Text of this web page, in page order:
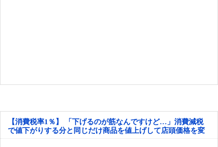
【消費税率1％】 「下げるのが筋なんですけど…」消費減税
で値下がりする分と同じだけ商品を値上げして店頭価格を変
えない店も